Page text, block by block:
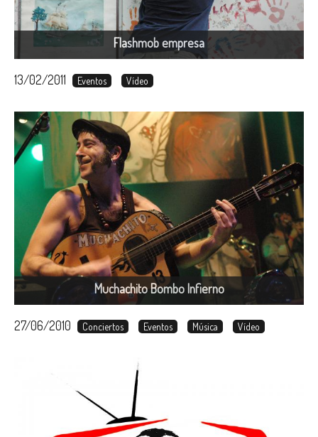
Flashmob empresa
13/02/2011 Eventos Vídeo
Muchachito Bombo Infierno
27/06/2010 Conciertos Eventos Música Vídeo